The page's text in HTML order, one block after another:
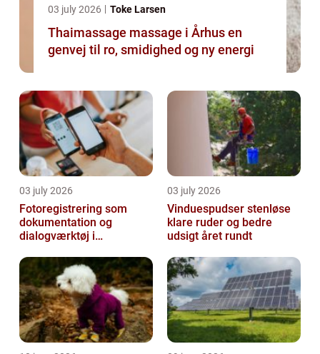
03 july 2026 Toke Larsen
Thaimassage massage i Århus en
genvej til ro, smidighed og ny energi
03 july 2026
Fotoregistrering som
dokumentation og
dialogværktøj i
03 july 2026
Vinduespudser stenløse
klare ruder og bedre
udsigt året rundt